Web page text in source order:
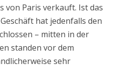
von Paris verkauft. Ist das
hat jedenfalls den
– mitten in der
standen vor dem
sehr